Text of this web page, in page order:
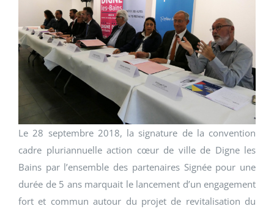
Le 28 septembre 2018, la signature de la convention
cadre pluriannuelle action cœur de ville de Digne les
Bains par l’ensemble des partenaires Signée pour une
durée de 5 ans marquait le lancement d’un engagement
fort et commun autour du projet de revitalisation du